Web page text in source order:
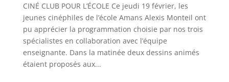
CINÉ CLUB POUR L’ÉCOLE Ce jeudi 19 février, les
jeunes cinéphiles de l’école Amans Alexis Monteil ont
pu apprécier la programmation choisie par nos trois
spécialistes en collaboration avec l’équipe
enseignante. Dans la matinée deux dessins animés
étaient proposés aux...